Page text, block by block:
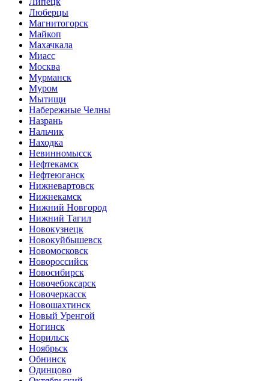
Люберцы
Магнитогорск
Майкоп
Махачкала
Миасс
Москва
Мурманск
Муром
Мытищи
Набережные Челны
Назрань
Нальчик
Находка
Невинномысск
Нефтекамск
Нефтеюганск
Нижневартовск
Нижнекамск
Нижний Новгород
Нижний Тагил
Новокузнецк
Новокуйбышевск
Новомосковск
Новороссийск
Новосибирск
Новочебоксарск
Новочеркасск
Новошахтинск
Новый Уренгой
Ногинск
Норильск
Ноябрьск
Обнинск
Одинцово